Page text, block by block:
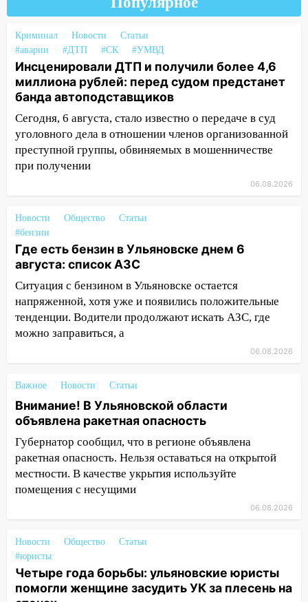
бензина Евро 2, Евро 3, Евро 4
11:12
Соцсети: на Рябикова автомобиль
врезался в забор
10:27 Где есть бензин в Ульяновске
днем 6 августа: список АЗС
10:16
Внимание! В Ульяновской области
объявлена ракетная опасность
10:00 В Старомайнском районе утонул
51-летний мужчина
09:44
юному велосипедисту на улице
Чернышевского
08:21 В Заволжском районе украли два
велосипеда
07:18
В Ульяновск идет
тридцатиградусная жара: какая будет
06:00
Четыре года борьбы: ульяновские
юристы помогли женщине засудить УК
за плесень на стенах
05:00 Кому 6 августа звезды сулят
прибыль, а кому — испытания на
прочность
05.08.2026
Соцсети: на проспекте Тюленева
20:22
жительницу Ульяновской области
19:14
Житель Ульяновской области
Криминал Новости
Статьи
#аварии
#ДТП #СК #УМВД
Инсценировали ДТП и получили более 4,6
миллиона рублей: перед судом предстанет
банда автоподставщиков
Сегодня, 6 августа, стало известно о передаче в суд
уголовного дела в отношении членов организованной
преступной группы, обвиняемых в мошенничестве
при получении
06.08.2026
Новости Общество
Статьи
#бензин
Где есть бензин в Ульяновске днем 6
августа: список АЗС
Ситуация с бензином в Ульяновске остается
напряженной, хотя уже и появились положительные
тенденции. Водители продолжают искать АЗС, где
можно заправиться, а
06.08.2026
Важное Новости Статьи
Внимание! В Ульяновской области
объявлена ракетная опасность
Губернатор сообщил, что в регионе объявлена
ракетная опасность. Нельзя оставаться на открытой
местности. В качестве укрытия используйте
помещения с несущими
06.08.2026
Новости Общество
Статьи
#юристы
Четыре года борьбы: ульяновские юристы
помогли женщине засудить УК за плесень на